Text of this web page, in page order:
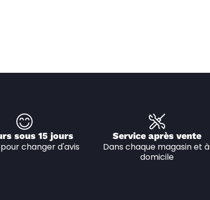
sous 15 jours
pour changer d'avis
Service après vente
Dans chaque magasin et à
domicile